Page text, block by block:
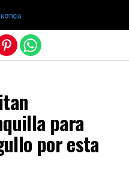
para
por esta
móvil